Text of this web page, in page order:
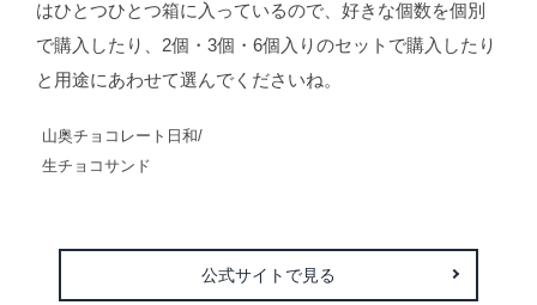
はひとつひとつ箱に入っているので、好きな個数を個別
で購入したり、2個・3個・6個入りのセットで購入したり
と用途にあわせて選んでくださいね。
山奥チョコレート日和/
生チョコサンド
公式サイトで見る